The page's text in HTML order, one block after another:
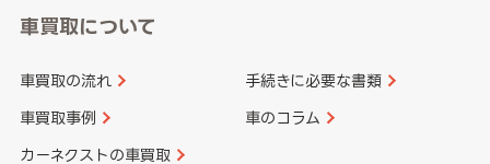
車買取について
車買取の流れ 手続きに必要な書類
車買取事例 車のコラム
カーネクストの車買取